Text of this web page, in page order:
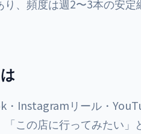
、頻度は週2〜3本の安
・Instagramリール・
この店に行ってみたい」